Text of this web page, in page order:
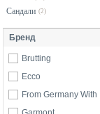
Сандали (2)
Бренд
Brutting
Ecco
From Germany With